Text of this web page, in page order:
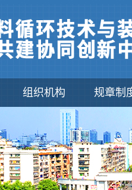
组织机构 规章制